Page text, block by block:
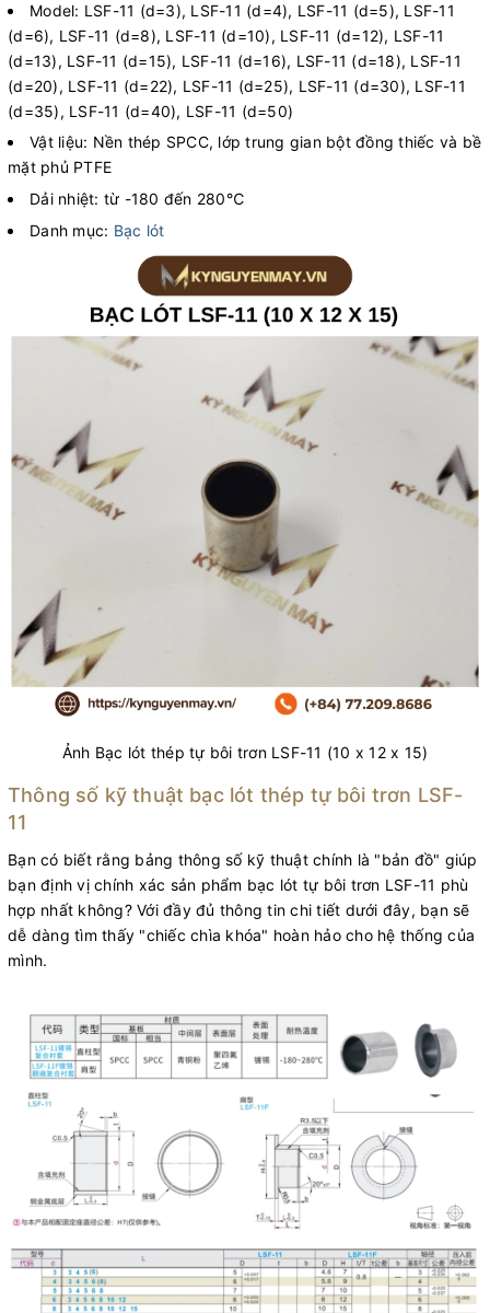
Model: LSF-11 (d=3), LSF-11 (d=4), LSF-11 (d=5), LSF-11
(d=6), LSF-11 (d=8), LSF-11 (d=10), LSF-11 (d=12), LSF-11
(d=13), LSF-11 (d=15), LSF-11 (d=16), LSF-11 (d=18), LSF-11
(d=20), LSF-11 (d=22), LSF-11 (d=25), LSF-11 (d=30), LSF-11
(d=35), LSF-11 (d=40), LSF-11 (d=50)
Vật liệu: Nền thép SPCC, lớp trung gian bột đồng thiếc và bề
mặt phủ PTFE
Dải nhiệt: từ -180 đến 280℃
Danh mục: Bạc lót
Ảnh Bạc lót thép tự bôi trơn LSF-11 (10 x 12 x 15)
Thông số kỹ thuật bạc lót thép tự bôi trơn LSF-
11
Bạn có biết rằng bảng thông số kỹ thuật chính là "bản đồ" giúp
bạn định vị chính xác sản phẩm bạc lót tự bôi trơn LSF-11 phù
hợp nhất không? Với đầy đủ thông tin chi tiết dưới đây, bạn sẽ
dễ dàng tìm thấy "chiếc chìa khóa" hoàn hảo cho hệ thống của
mình.